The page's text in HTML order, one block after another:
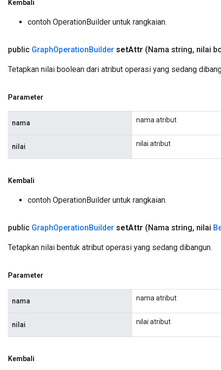
Kembali
contoh OperationBuilder untuk rangkaian.
public GraphOperationBuilder setAttr (Nama string, nilai
Tetapkan nilai boolean dari atribut operasi yang sedang
Parameter
nama nama atribut
nilai nilai atribut
Kembali
contoh OperationBuilder untuk rangkaian.
public GraphOperationBuilder setAttr (Nama string, nilai
Tetapkan nilai bentuk atribut operasi yang sedang dibangun.
Parameter
nama nama atribut
nilai nilai atribut
Kembali